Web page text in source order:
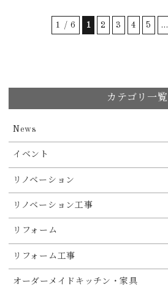
1 / 6 1 2 3 4 5 ...
カテゴリ一覧
News
イベント
リノベーション
リノベーション工事
リフォーム
リフォーム工事
オーダーメイドキッチン・家具